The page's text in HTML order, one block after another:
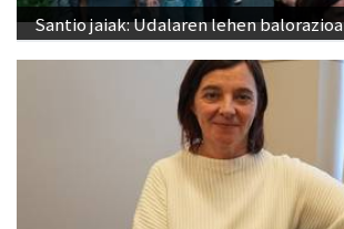
Santio jaiak: Udalaren lehen balorazioa